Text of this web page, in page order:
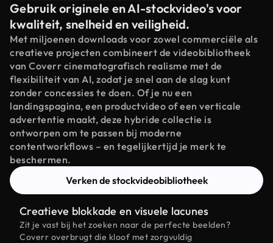
Gebruik originele en AI-stockvideo's voor
kwaliteit, snelheid en veiligheid.
Met miljoenen downloads voor zowel commerciële als
creatieve projecten combineert de videobibliotheek
van Coverr cinematografisch realisme met de
flexibiliteit van AI, zodat je snel aan de slag kunt
zonder concessies te doen. Of je nu een
landingspagina, een productvideo of een verticale
advertentie maakt, deze hybride collectie is
ontworpen om te passen bij moderne
contentworkflows – en tegelijkertijd je merk te
beschermen.
Verken de stockvideobibliotheek
Creatieve blokkade en visuele lacunes
Zit je vast bij het zoeken naar de perfecte beelden?
Coverr overbrugt die kloof met zorgvuldig